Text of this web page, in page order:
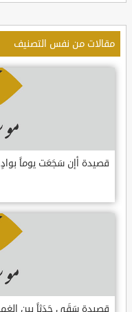
مقالات من نفس التصنيف
قصيدة أإن سَجَعَت يوماً
قصيدة سَقَى جَدَثاً بين